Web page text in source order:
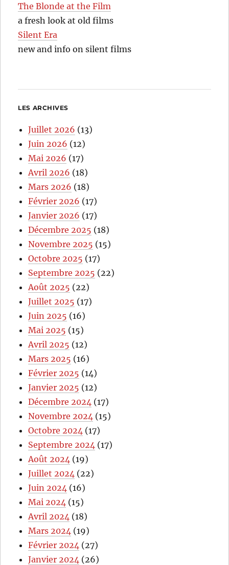
The Blonde at the Film
a fresh look at old films
Silent Era
new and info on silent films
LES ARCHIVES
Juillet 2026 (13)
Juin 2026 (12)
Mai 2026 (17)
Avril 2026 (18)
Mars 2026 (18)
Février 2026 (17)
Janvier 2026 (17)
Décembre 2025 (18)
Novembre 2025 (15)
Octobre 2025 (17)
Septembre 2025 (22)
Août 2025 (22)
Juillet 2025 (17)
Juin 2025 (16)
Mai 2025 (15)
Avril 2025 (12)
Mars 2025 (16)
Février 2025 (14)
Janvier 2025 (12)
Décembre 2024 (17)
Novembre 2024 (15)
Octobre 2024 (17)
Septembre 2024 (17)
Août 2024 (19)
Juillet 2024 (22)
Juin 2024 (16)
Mai 2024 (15)
Avril 2024 (18)
Mars 2024 (19)
Février 2024 (27)
Janvier 2024 (26)